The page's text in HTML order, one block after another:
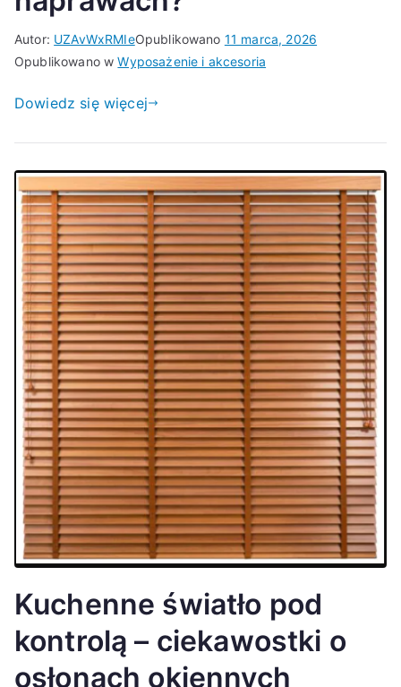
Autor: UZAvWxRMIeOpublikowano 11 marca, 2026
Opublikowano wWyposażenie i akcesoria
Dowiedz się więcej
Kuchenne światło pod
kontrolą – ciekawostki o
osłonach okiennych